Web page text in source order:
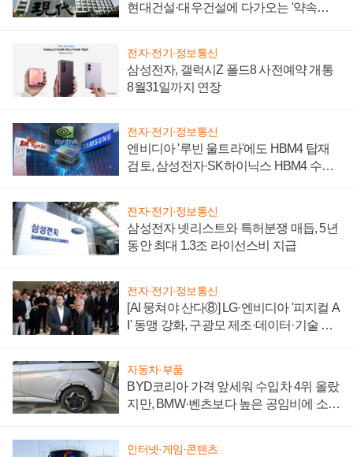
현대건설·대우건설에 다가오는 '약속의
전자·전기·정보통신
삼성전자, 갤럭시Z 폴드8 사전예약 개통
8월31일까지 연장
전자·전기·정보통신
엔비디아 '루빈 울트라'에도 HBM4 탑재
검토, 삼성전자·SK하이닉스 HBM4 수율
전자·전기·정보통신
삼성전자 넷리스트와 특허분쟁 매듭, 5년
동안 최대 1.3조 라이선스비 지급
전자·전기·정보통신
[AI 뭉쳐야 산다⑧] LG·엔비디아 '피지컬 A
I' 동맹 강화, 구광모 제조·데이터·기술 결
자동차·부품
BYD코리아 가격 앞세워 수입차 4위 올랐
지만, BMW·벤츠보다 높은 공임비에 소비
인터넷·게임·콘텐츠